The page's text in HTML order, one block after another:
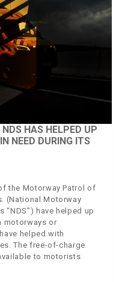
HAS HELPED UP
NEED DURING ITS
the Motorway Patrol of
(National Motorway
“NDS”) have helped up
motorways or
helped with
The free-of-charge
to motorists